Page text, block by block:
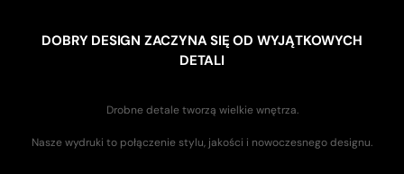
DOBRY DESIGN ZACZYNA SIĘ OD WYJĄTKOWYCH
DETALI
Drobne detale tworzą wielkie wnętrza.
Nasze wydruki to połączenie stylu, jakości i nowoczesnego designu.